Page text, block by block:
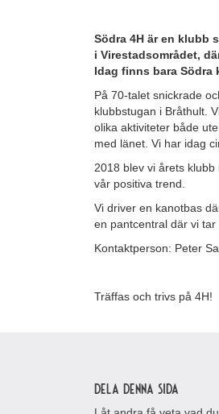
Södra 4H är en klubb
i Virestadsområdet,
Idag finns bara Södra
På 70-talet snickrade
klubbstugan i Bråthult.
olika aktiviteter både
med länet. Vi har idag
2018 blev vi årets
vår positiva trend.
Vi driver en kanotbas
en pantcentral där vi
Kontaktperson: Peter
Träffas och trivs på 4H!
Dela denna sida